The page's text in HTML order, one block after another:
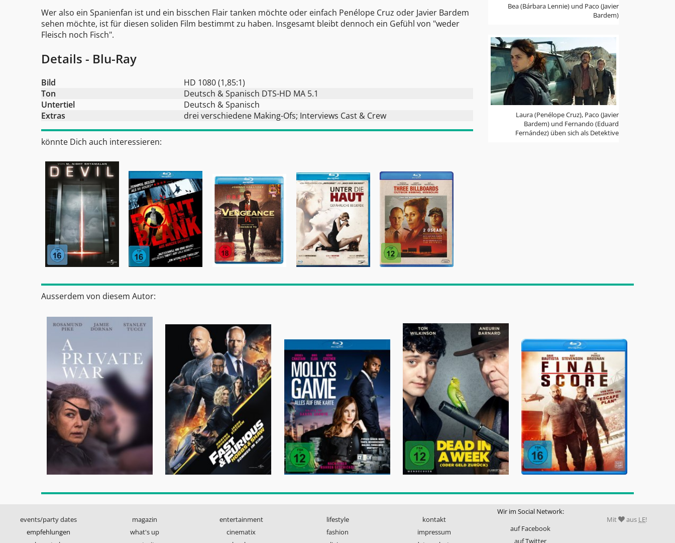
Bea (Bárbara Lennie) und Paco (Javier
Bardem)
Laura (Penélope Cruz), Paco (Javier
Bardem) und Fernando (Eduard
Fernández) üben sich als Detektive
Wer also ein Spanienfan ist und ein bisschen Flair tanken möchte oder einfach Penélope Cruz oder Javier Bardem
sehen möchte, ist für diesen soliden Film bestimmt zu haben. Insgesamt bleibt dennoch ein Gefühl von "weder
Fleisch noch Fisch".
Details - Blu-Ray
Bild
HD 1080 (1,85:1)
Ton
Deutsch & Spanisch DTS-HD MA 5.1
Untertiel
Deutsch & Spanisch
Extras
drei verschiedene Making-Ofs; Interviews Cast & Crew
könnte Dich auch interessieren:
Ausserdem von diesem Autor:
events/party dates
empfehlungen
magazin
what's up
entertainment
cinematix
lifestyle
fashion
kontakt
impressum
Wir im Social Network:
auf Facebook
auf Twitter
Mit aus LE!